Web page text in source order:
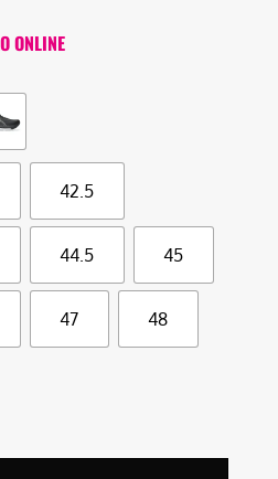
ONLINE
42.5
44.5 45
47 48